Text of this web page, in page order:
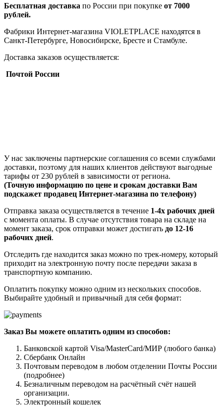
Бесплатная доставка по России при покупке от 7000
рублей.
Фабрики Интернет-магазина VIOLETPLACE находятся в
Санкт-Петербурге, Новосибирске, Бресте и Стамбуле.
Доставка заказов осуществляется:
Почтой России
У нас заключены партнерские соглашения со всеми службами
доставки, поэтому для наших клиентов действуют выгодные
тарифы от 230 рублей в зависимости от региона.
(Точную информацию по цене и срокам доставки Вам
подскажет продавец Интернет-магазина по телефону)
Отправка заказа осуществляется в течение 1-4х рабочих дней
с момента оплаты. В случае отсутствия товара на складе на
момент заказа, срок отправки может достигать до 12-16
рабочих дней.
Отследить где находится заказ можно по трек-номеру, который
приходит на электронную почту после передачи заказа в
транспортную компанию.
Оплатить покупку можно одним из нескольких способов.
Выбирайте удобный и привычный для себя формат:
Заказ Вы можете оплатить одним из способов:
Банковской картой Visa/MasterCard/МИР (любого банка)
Сбербанк Онлайн
Почтовым переводом в любом отделении Почты России
(подробнее)
Безналичным переводом на расчётный счёт нашей
организации.
Электронный кошелек